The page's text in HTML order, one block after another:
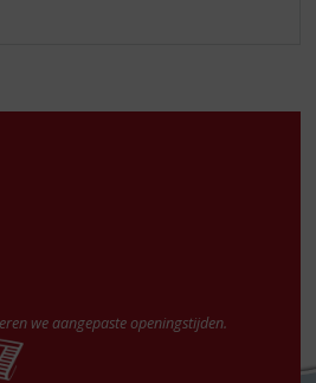
we aangepaste openingstijden.